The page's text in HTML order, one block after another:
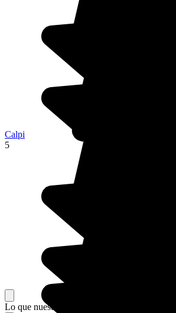
Calpi
5
Lo que nuestros viajeros piensan de su estancia